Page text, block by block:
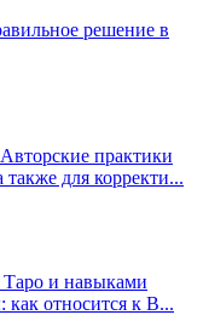
решение в
практики
для корректи...
Таро и навыками
как относится к В...